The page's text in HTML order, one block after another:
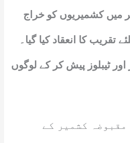
میں کشمیریوں کو خراج
تقریب کا انعقاد کیا گیا۔
ٹیبلوز پیش کر کے لوگوں
مقبوضہ کشمیر کے